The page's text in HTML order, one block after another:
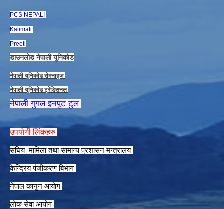
PCS NEPALI
Kalimati
Preeti
डाउनलाेड नेपाली युनिकाेड
नेपाली युनिकाेड राेमनाइज
नेपाली युनिकाेड ट्रेडिसनल
नेपाली गुगल इनपुट टुल
उपयाेगी लिंकहरु
संघिय मामिला तथा सामान्य प्रशासन मन्त्रालय
केन्द्रिय पंजीकरण बिभाग
नेपाल कानुन आयाेग
लाेक सेवा आयाेग